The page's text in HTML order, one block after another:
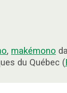
, makémono
du Québec (